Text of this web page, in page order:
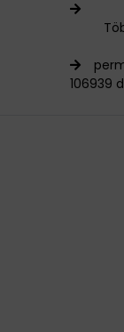
HAJTÁSTECHNIKA
KARBANTARTÓ
106939